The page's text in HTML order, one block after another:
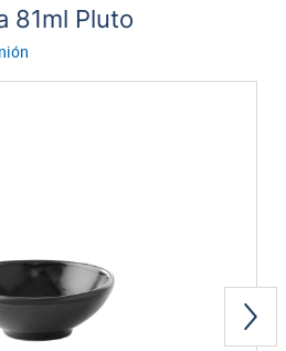
81ml Pluto